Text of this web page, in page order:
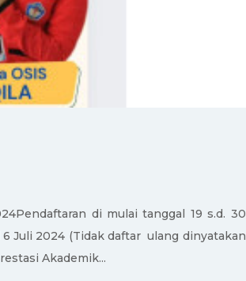
di mulai tanggal 19 s.d. 30
Juli 2024 (Tidak daftar ulang dinyatakan
Akademik...